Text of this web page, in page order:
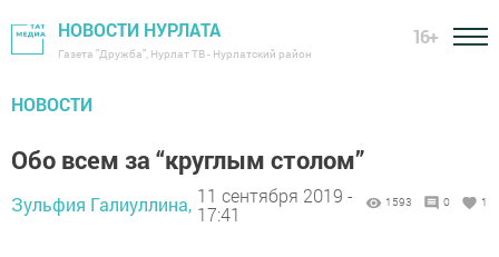
НОВОСТИ НУРЛАТА
Газета "Дружба", Нурлат ТВ - Нурлатский район
16+
НОВОСТИ
Обо всем за “круглым столом”
Зульфия Галиуллина, 11 сентября 2019 -
17:41
1593 0 1